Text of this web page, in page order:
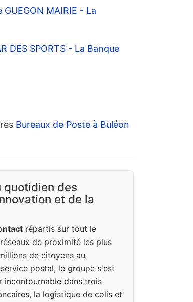
MAIRIE - La
DES SPORTS - La Banque
Bureaux de Poste à Buléon
quotidien des
et de la
répartis sur tout le
de proximité les plus
de citoyens au
postal, le groupe s'est
incontournable dans trois
la logistique de colis et